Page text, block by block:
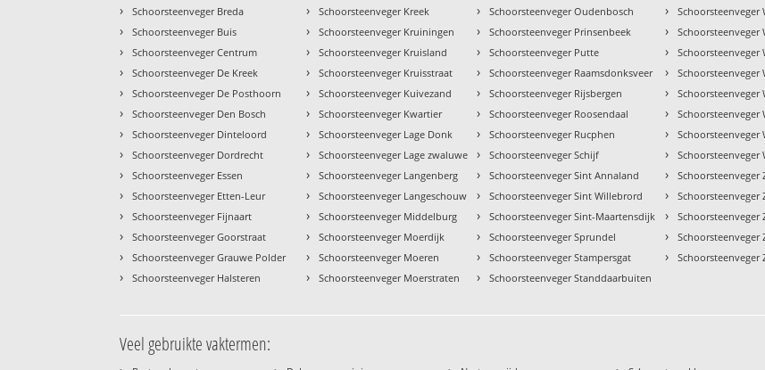
› Schoorsteenveger Breda
› Schoorsteenveger Buis
› Schoorsteenveger Centrum
› Schoorsteenveger De Kreek
› Schoorsteenveger De Posthoorn
› Schoorsteenveger Den Bosch
› Schoorsteenveger Dinteloord
› Schoorsteenveger Dordrecht
› Schoorsteenveger Essen
› Schoorsteenveger Etten-Leur
› Schoorsteenveger Fijnaart
› Schoorsteenveger Goorstraat
› Schoorsteenveger Grauwe Polder
› Schoorsteenveger Halsteren
› Schoorsteenveger Kreek
› Schoorsteenveger Kruiningen
› Schoorsteenveger Kruisland
› Schoorsteenveger Kruisstraat
› Schoorsteenveger Kuivezand
› Schoorsteenveger Kwartier
› Schoorsteenveger Lage Donk
› Schoorsteenveger Lage zwaluwe
› Schoorsteenveger Langenberg
› Schoorsteenveger Langeschouw
› Schoorsteenveger Middelburg
› Schoorsteenveger Moerdijk
› Schoorsteenveger Moeren
› Schoorsteenveger Moerstraten
› Schoorsteenveger Oudenbosch
› Schoorsteenveger Prinsenbeek
› Schoorsteenveger Putte
› Schoorsteenveger Raamsdonksveer
› Schoorsteenveger Rijsbergen
› Schoorsteenveger Roosendaal
› Schoorsteenveger Rucphen
› Schoorsteenveger Schijf
› Schoorsteenveger Sint Annaland
› Schoorsteenveger Sint Willebrord
› Schoorsteenveger Sint-Maartensdijk
› Schoorsteenveger Sprundel
› Schoorsteenveger Stampersgat
› Schoorsteenveger Standdaarbuiten
› Schoorsteenveger
› Schoorsteenveger
› Schoorsteenveger
› Schoorsteenveger
› Schoorsteenveger
› Schoorsteenveger
› Schoorsteenveger
› Schoorsteenveger
› Schoorsteenveger
› Schoorsteenveger
› Schoorsteenveger
› Schoorsteenveger
› Schoorsteenveger
Veel gebruikte vaktermen: